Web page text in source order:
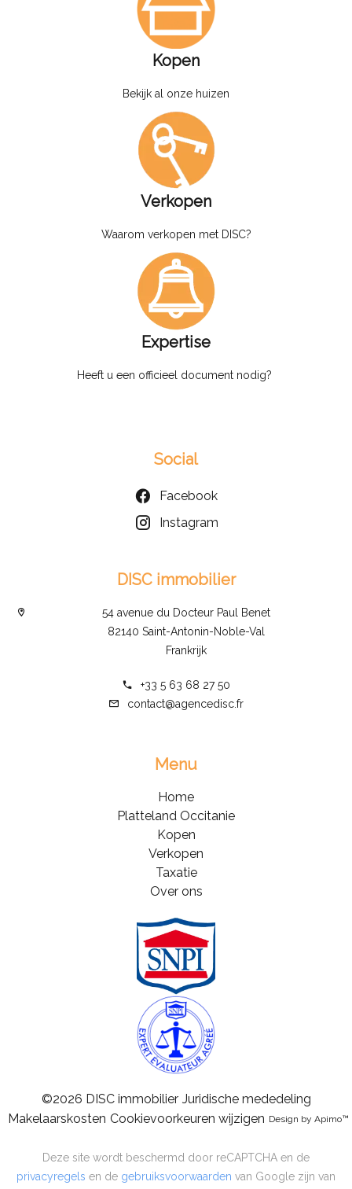
Kopen
Bekijk al onze huizen
Verkopen
Waarom verkopen met DISC?
Expertise
Heeft u een officieel document nodig?
Social
Facebook
Instagram
DISC immobilier
54 avenue du Docteur Paul Benet
82140 Saint-Antonin-Noble-Val
Frankrijk
+33 5 63 68 27 50
contact@agencedisc.fr
Menu
Home
Platteland Occitanie
Kopen
Verkopen
Taxatie
Over ons
©2026 DISC immobilier Juridische mededeling
Makelaarskosten Cookievoorkeuren wijzigen Design by Apimo™
Deze site wordt beschermd door reCAPTCHA en de
privacyregels en de gebruiksvoorwaarden van Google zijn van